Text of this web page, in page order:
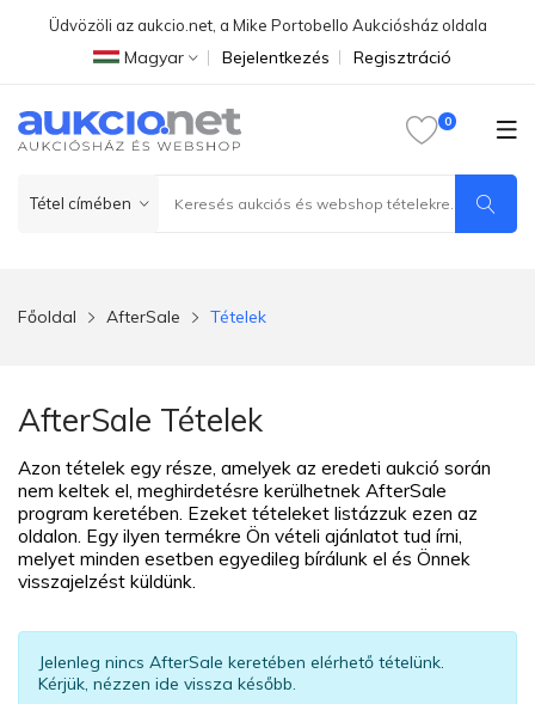
Üdvözöli az aukcio.net, a Mike Portobello Aukciósház oldala
Magyar Bejelentkezés Regisztráció
Főoldal AfterSale Tételek
AfterSale Tételek
Azon tételek egy része, amelyek az eredeti aukció során
nem keltek el, meghirdetésre kerülhetnek AfterSale
program keretében. Ezeket tételeket listázzuk ezen az
oldalon. Egy ilyen termékre Ön vételi ajánlatot tud írni,
melyet minden esetben egyedileg bírálunk el és Önnek
visszajelzést küldünk.
Jelenleg nincs AfterSale keretében elérhető tételünk.
Kérjük, nézzen ide vissza később.